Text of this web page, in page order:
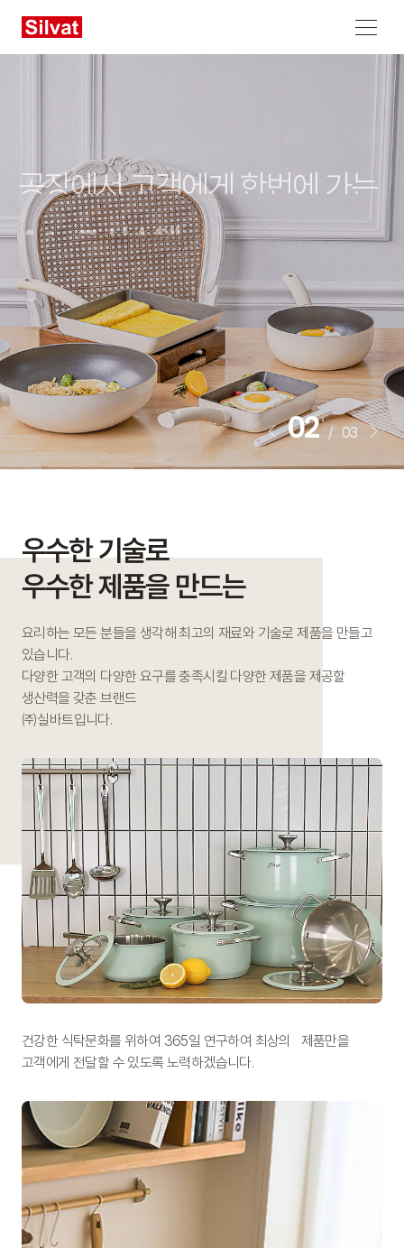
메뉴 열기
공장에서 고객에게 한번에 가는
A to Z 시스템
제품을 사용하는 분들의 편의를 생각해 다양한 제품을 제공하는 ㈜
실바트입니다.
A에서 Z까지 갖추어진 제품을 제공합니다.
실바트 제품 Go
02 / 03
우수한 기술로
우수한 제품을 만드는
요리하는 모든 분들을 생각해 최고의 재료와 기술로 제품을 만들고
있습니다.
다양한 고객의 다양한 요구를 충족시킬 다양한 제품을 제공할
생산력을 갖춘 브랜드
㈜실바트입니다.
건강한 식탁문화를 위하여 365일 연구하여 최상의
제품만을
고객에게 전달할 수 있도록 노력하겠습니다.